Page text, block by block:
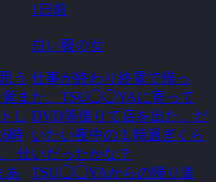
う
ま
し
時
仕
あ
1日前
白い服の女
仕事が終わり終電で帰っ
た。TSU◯◯YAに寄って
DVD等借りて店を出た。だ
いたい夜中の１時過ぎくら
いだったかな？
TSU◯◯YAからの帰り道